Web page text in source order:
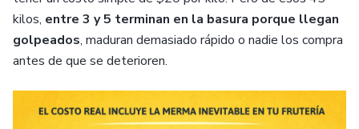
kilos, entre 3 y 5 terminan en la basura porque llegan
golpeados, maduran demasiado rápido o nadie los compra
antes de que se deterioren.